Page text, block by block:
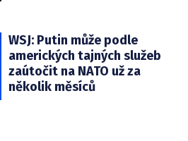
WSJ: Putin může podle
amerických tajných služeb
zaútočit na NATO už za
několik měsíců